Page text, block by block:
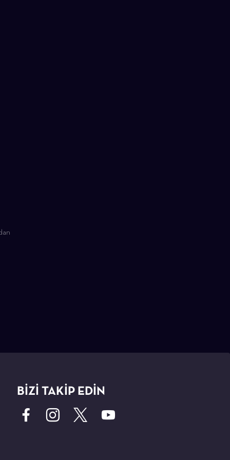
BİZİ TAKİP EDİN